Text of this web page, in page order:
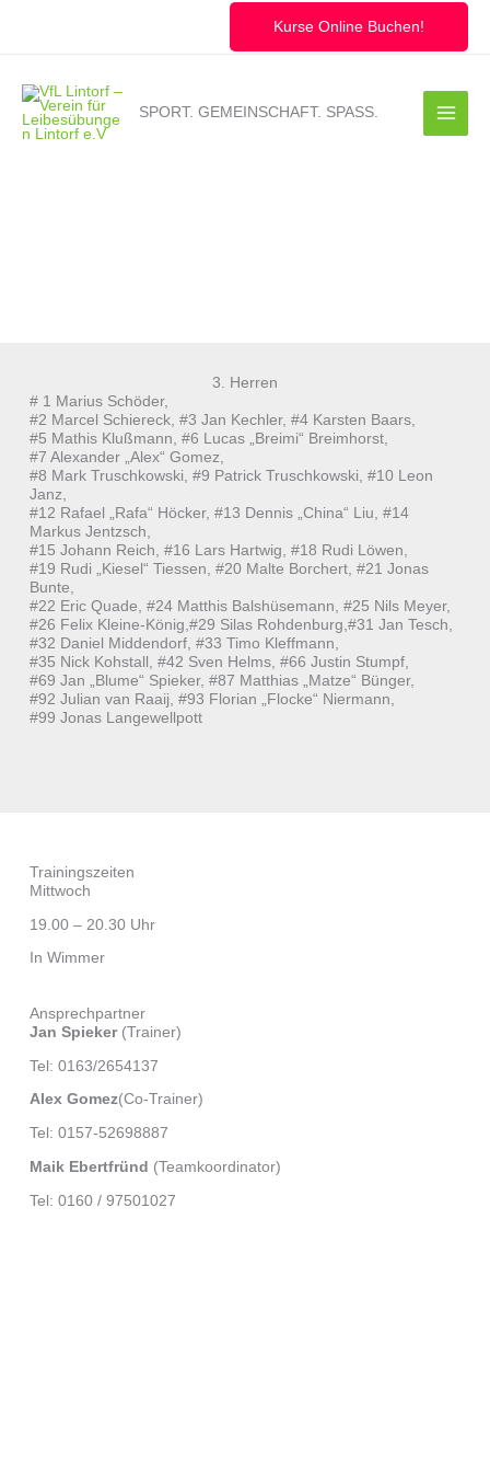
Kurse Online Buchen!
SPORT. GEMEINSCHAFT. SPASS.
3. Herren
# 1 Marius Schöder,
#2 Marcel Schiereck, #3 Jan Kechler, #4 Karsten Baars,
#5 Mathis Klußmann, #6 Lucas „Breimi“ Breimhorst,
#7 Alexander „Alex“ Gomez,
#8 Mark Truschkowski, #9 Patrick Truschkowski, #10 Leon
Janz,
#12 Rafael „Rafa“ Höcker, #13 Dennis „China“ Liu, #14
Markus Jentzsch,
#15 Johann Reich, #16 Lars Hartwig, #18 Rudi Löwen,
#19 Rudi „Kiesel“ Tiessen, #20 Malte Borchert, #21 Jonas
Bunte,
#22 Eric Quade, #24 Matthis Balshüsemann, #25 Nils Meyer,
#26 Felix Kleine-König,#29 Silas Rohdenburg,#31 Jan Tesch,
#32 Daniel Middendorf, #33 Timo Kleffmann,
#35 Nick Kohstall, #42 Sven Helms, #66 Justin Stumpf,
#69 Jan „Blume“ Spieker, #87 Matthias „Matze“ Bünger,
#92 Julian van Raaij, #93 Florian „Flocke“ Niermann,
#99 Jonas Langewellpott
Trainingszeiten
Mittwoch
19.00 – 20.30 Uhr
In Wimmer
Ansprechpartner
Jan Spieker(Trainer)
Tel: 0163/2654137
Alex Gomez(Co-Trainer)
Tel: 0157-52698887
Maik Ebertfründ (Teamkoordinator)
Tel: 0160 / 97501027